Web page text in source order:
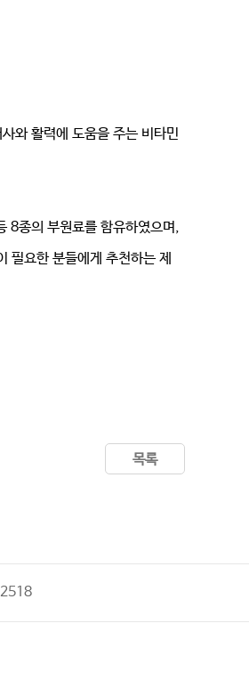
와 활력에 도움을 주는 비타민
8종의 부원료를 함유하였으며,
필요한 분들에게 추천하는 제
목록